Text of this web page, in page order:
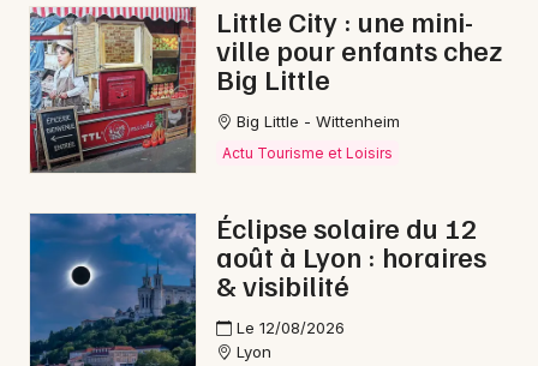
Little City : une mini-
ville pour enfants chez
Big Little
Big Little - Wittenheim
Actu Tourisme et Loisirs
Éclipse solaire du 12
août à Lyon : horaires
& visibilité
Le 12/08/2026
Lyon